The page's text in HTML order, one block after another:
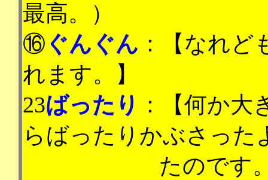
最高。）
⑯ ぐんぐん ：【なれ
れます。】
23ばったり ：【何か
らばったりかぶさった
たのです